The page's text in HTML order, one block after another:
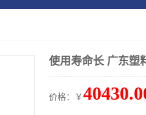
使用寿命长 广东塑
价格：￥